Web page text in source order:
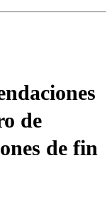
de
de fin